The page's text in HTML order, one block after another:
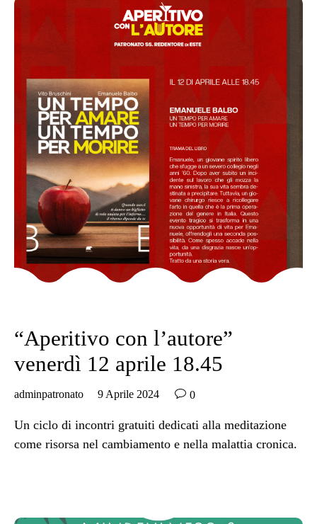
“Aperitivo con l’autore”
venerdì 12 aprile 18.45
adminpatronato 9 Aprile 2024  0
Un ciclo di incontri gratuiti dedicati alla meditazione
come risorsa nel cambiamento e nella malattia cronica.